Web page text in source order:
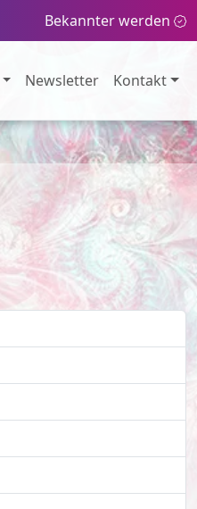
Bekannter werden
Newsletter Kontakt